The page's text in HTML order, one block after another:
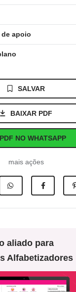
de apoio
SALVAR
BAIXAR PDF
PDF NO WHATSAPP
mais ações
aliado para
Alfabetizadores